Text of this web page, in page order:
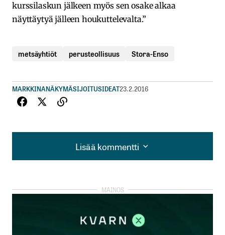
kurssilaskun jälkeen myös sen osake alkaa
näyttäytyä jälleen houkuttelevalta.”
metsäyhtiöt perusteollisuus Stora-Enso
MARKKINANÄKYMÄSIJOITUSIDEAT23.2.2016
Lisää kommentti
Lisää kommentti
kirjautua
rekisteröityä